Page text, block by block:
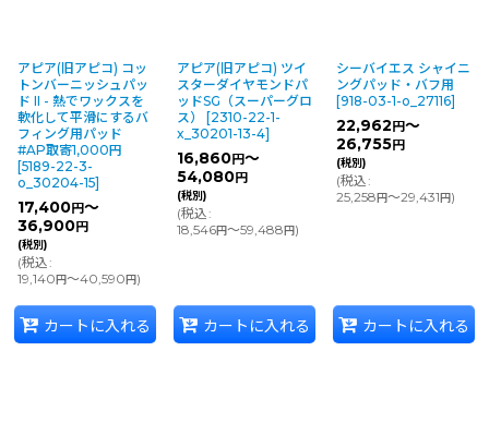
アピア(旧アピコ) コッ
トンバーニッシュパッ
ド II - 熱でワックスを
軟化して平滑にするバ
フィング用パッド
#AP取寄1,000円
[5189-22-3-
o_30204-15]
17,400円～
36,900円
(税別)
(税込:
19,140円～40,590円)
カートに入れる
アピア(旧アピコ) ツイ
スターダイヤモンドパ
ッドSG（スーパーグロ
ス）
[2310-22-1-
x_30201-13-4]
16,860円～
54,080円
(税別)
(税込:
18,546円～59,488円)
カートに入れる
シーバイエス シャイニ
ングパッド・バフ用
[918-03-1-o_27116]
22,962 円～
26,755円
(税別)
(税込:
25,258円～29,431円)
カートに入れる